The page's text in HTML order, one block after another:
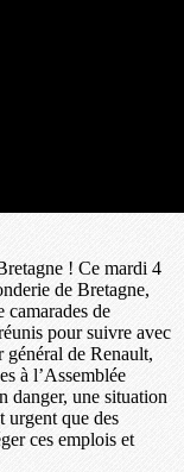
! Ce mardi 4
de Bretagne,
camarades de
pour suivre avec
de Renault,
à l’Assemblée
danger, une situation
urgent que des
ces emplois et